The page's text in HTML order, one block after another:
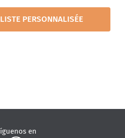
PERSONNALISÉE
en